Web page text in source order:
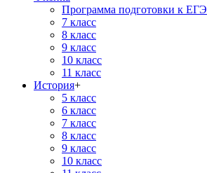
Программа подготовки к ЕГЭ
7 класс
8 класс
9 класс
10 класс
11 класс
История+
5 класс
6 класс
7 класс
8 класс
9 класс
10 класс